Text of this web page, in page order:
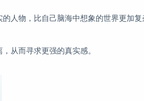
人物，比自己脑海中想象的世界更加
从而寻求更强的真实感。